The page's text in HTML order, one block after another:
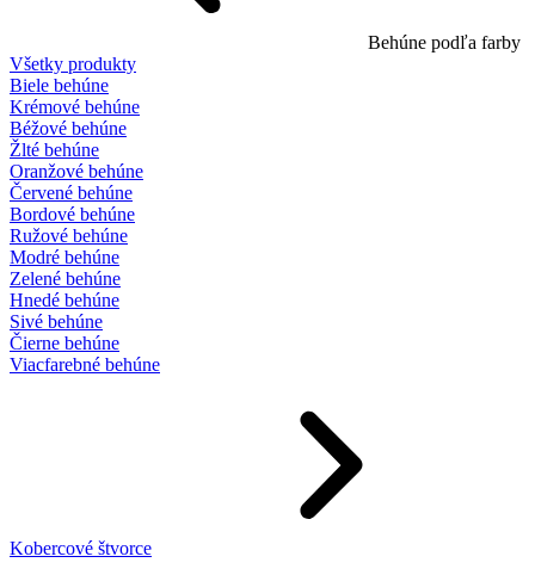
Behúne podľa farby
Všetky produkty
Biele behúne
Krémové behúne
Béžové behúne
Žlté behúne
Oranžové behúne
Červené behúne
Bordové behúne
Ružové behúne
Modré behúne
Zelené behúne
Hnedé behúne
Sivé behúne
Čierne behúne
Viacfarebné behúne
Kobercové štvorce